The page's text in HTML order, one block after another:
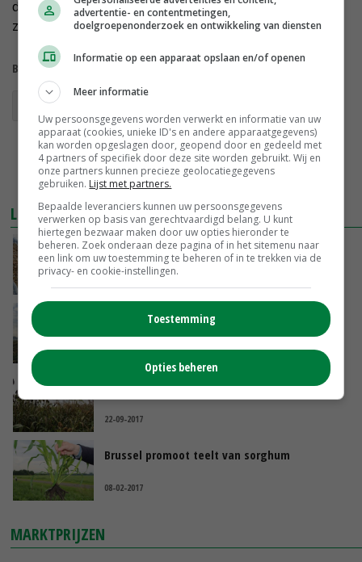
dat zaadfirma's wat toeschietelijker worden om het
zaad beschikbaar te stellen.
Bekijk meer over:
sorghum
LEES OOK
Boer vindt dat voederwaarde sorghum
tegenvalt
Optimisme over proeven met sorghum
10-11-2017
Sorghum als alternatief voor snijmais
22-09-2017
Brussel promoot teelt van sorghum
08-02-2017
MARKTPRIJZEN
advertentie- en contentmetingen,
doelgroepenonderzoek en ontwikkeling van diensten
Informatie op een apparaat opslaan en/of openen
Meer informatie
Uw persoonsgegevens worden verwerkt en informatie van uw
apparaat (cookies, unieke ID's en andere apparaatgegevens)
kan worden opgeslagen door, geopend door en gedeeld met
4 partners of specifiek door deze site worden gebruikt. Wij en
onze partners kunnen precieze geolocatiegegevens
gebruiken. Lijst met partners.
Bepaalde leveranciers kunnen uw persoonsgegevens
verwerken op basis van gerechtvaardigd belang. U kunt
hiertegen bezwaar maken door uw opties hieronder te
beheren. Zoek onderaan deze pagina of in het sitemenu naar
een link om uw toestemming te beheren of in te trekken via de
privacy- en cookie-instellingen.
Toestemming
Opties beheren